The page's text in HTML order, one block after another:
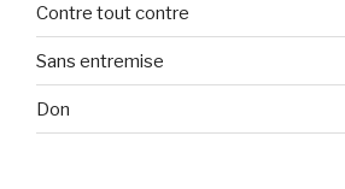
Contre tout contre
Sans entremise
Don